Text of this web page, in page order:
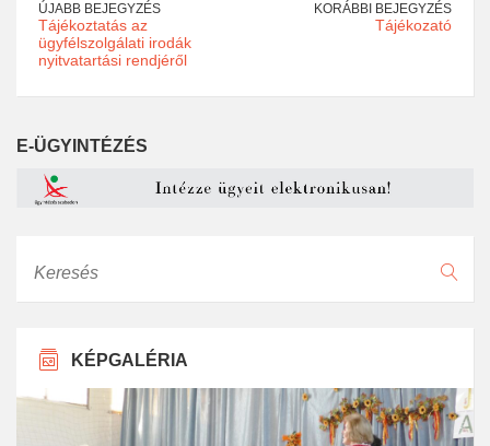
ÚJABB BEJEGYZÉS
Tájékoztatás az
ügyfélszolgálati irodák
nyitvatartási rendjéről
KORÁBBI BEJEGYZÉS
Tájékozató
E-ÜGYINTÉZÉS
KÉPGALÉRIA